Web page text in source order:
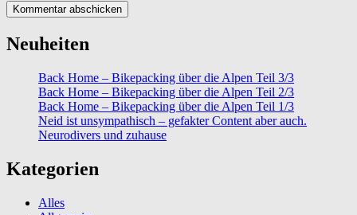
Neuheiten
Back Home – Bikepacking über die Alpen Teil 3/3
Back Home – Bikepacking über die Alpen Teil 2/3
Back Home – Bikepacking über die Alpen Teil 1/3
Neid ist unsympathisch – gefakter Content aber auch.
Neurodivers und zuhause
Kategorien
Alles